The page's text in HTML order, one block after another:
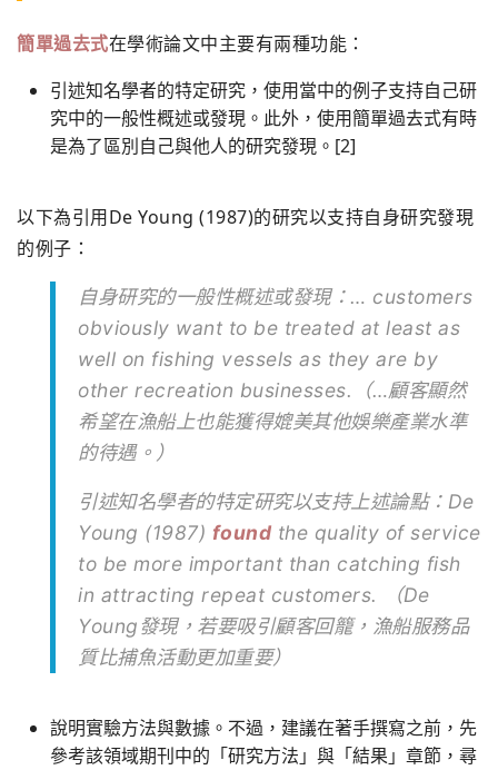
簡單過去式在學術論文中主要有兩種功能：
引述知名學者的特定研究，使用當中的例子支持自己研
究中的一般性概述或發現。此外，使用簡單過去式有時
是為了區別自己與他人的研究發現。[2]
以下為引用De Young (1987)的研究以支持自身研究發現
的例子：
自身研究的一般性概述或發現：… customers
obviously want to be treated at least as
well on fishing vessels as they are by
other recreation businesses.（…顧客顯然
希望在漁船上也能獲得媲美其他娛樂產業水準
的待遇。）
引述知名學者的特定研究以支持上述論點：De
Young (1987) found the quality of service
to be more important than catching fish
in attracting repeat customers. （De
Young發現，若要吸引顧客回籠，漁船服務品
質比捕魚活動更加重要）
說明實驗方法與數據。不過，建議在著手撰寫之前，先
參考該領域期刊中的「研究方法」與「結果」章節，尋